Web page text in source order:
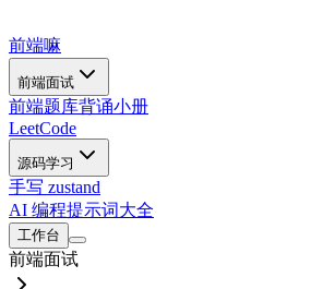
前端嘛
前端面试
前端题库背诵小册
LeetCode
源码学习
手写 zustand
AI 编程提示词大全
工作台
前端面试